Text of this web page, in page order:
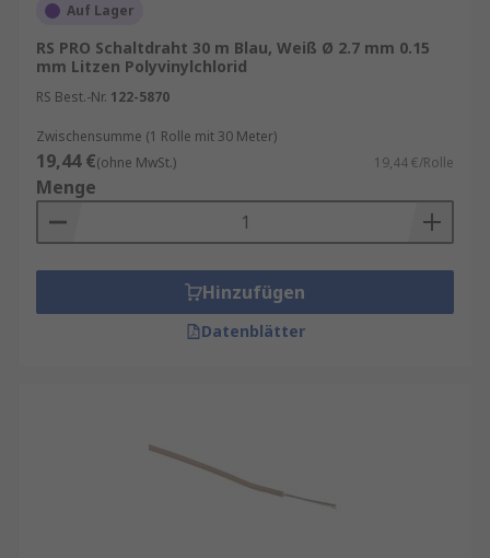
Auf Lager
RS PRO Schaltdraht 30 m Blau, Weiß Ø 2.7 mm 0.15
mm Litzen Polyvinylchlorid
RS Best.-Nr. 122-5870
Zwischensumme (1 Rolle mit 30 Meter)
19,44 €(ohne MwSt.) 19,44 €/Rolle
Menge
Hinzufügen
Datenblätter